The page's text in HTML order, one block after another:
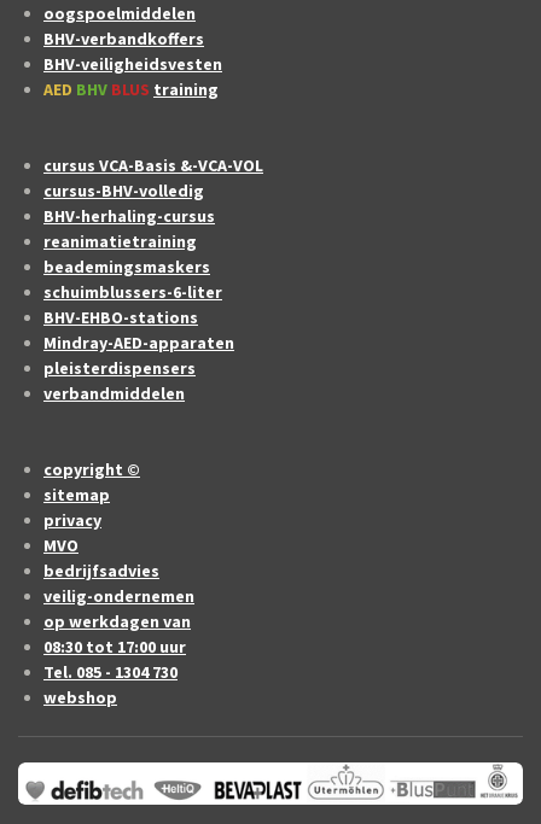
oogspoelmiddelen
BHV-verbandkoffers
BHV-veiligheidsvesten
AED BHV BLUS training
cursus VCA-Basis &-VCA-VOL
cursus-BHV-volledig
BHV-herhaling-cursus
reanimatietraining
beademingsmaskers
schuimblussers-6-liter
BHV-EHBO-stations
Mindray-AED-apparaten
pleisterdispensers
verbandmiddelen
copyright ©
sitemap
privacy
MVO
bedrijfsadvies
veilig-ondernemen
op werkdagen van
08:30 tot 17:00 uur
Tel. 085 - 1304 730
webshop